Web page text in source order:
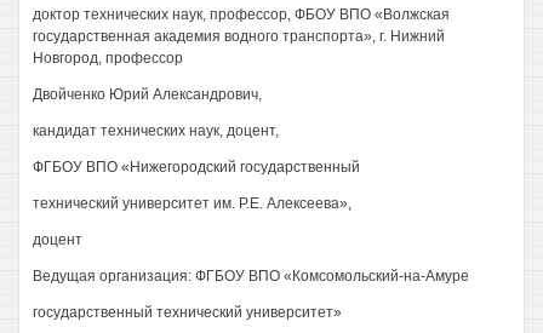
доктор технических наук, профессор, ФБОУ ВПО «Волжская
государственная академия водного транспорта», г. Нижний
Новгород, профессор
Двойченко Юрий Александрович,
кандидат технических наук, доцент,
ФГБОУ ВПО «Нижегородский государственный
технический университет им. P.E. Алексеева»,
доцент
Ведущая организация: ФГБОУ ВПО «Комсомольский-на-Амуре
государственный технический университет»